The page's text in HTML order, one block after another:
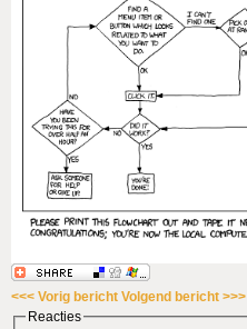
<<< Vorig bericht Volgend bericht >>>
Reacties